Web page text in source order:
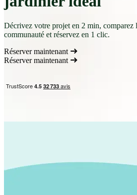
Décrivez votre projet en 2 min, comparez
communauté et réservez en 1 clic.
Réserver maintenant
Réserver maintenant